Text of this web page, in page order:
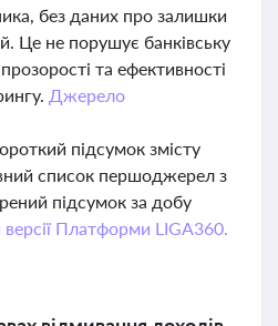
без даних про залишки
Це не порушує банківську
та ефективності
Джерело
підсумок змісту
список першоджерел з
підсумок за добу
версії Платформи LIGA360.